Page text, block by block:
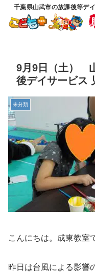
千葉県山武市の放課後等デ
9月9日（土）
後デイサービス
未分類
こんにちは。成東教室
昨日は台風による影響